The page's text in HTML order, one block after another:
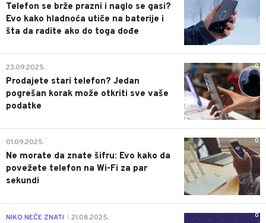
Telefon se brže prazni i naglo se gasi?
Evo kako hladnoća utiče na baterije i
šta da radite ako do toga dođe
0
23.09.2025.
Prodajete stari telefon? Jedan
pogrešan korak može otkriti sve vaše
podatke
0
01.09.2025.
Ne morate da znate šifru: Evo kako da
povežete telefon na Wi-Fi za par
sekundi
0
NIKO NEĆE ZNATI 21.08.2025.